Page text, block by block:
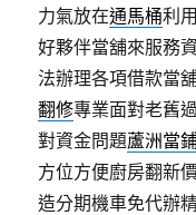
力氣放在通馬桶利
好夥伴當舖來服務
法辦理各項借款當
翻修專業面對老舊
對資金問題蘆洲當
方位方便廚房翻新
造分期機車免代辦